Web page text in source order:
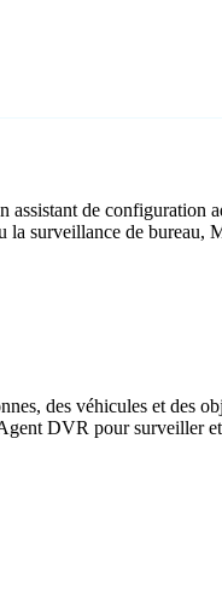
de
surveillance de
des véhicules et des
DVR pour surveiller